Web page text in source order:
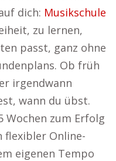
dich: Musikschule
zu lernen,
passt, ganz ohne
Ob früh
irgendwann
wann du übst.
Wochen zum Erfolg
flexibler Online-
eigenen Tempo